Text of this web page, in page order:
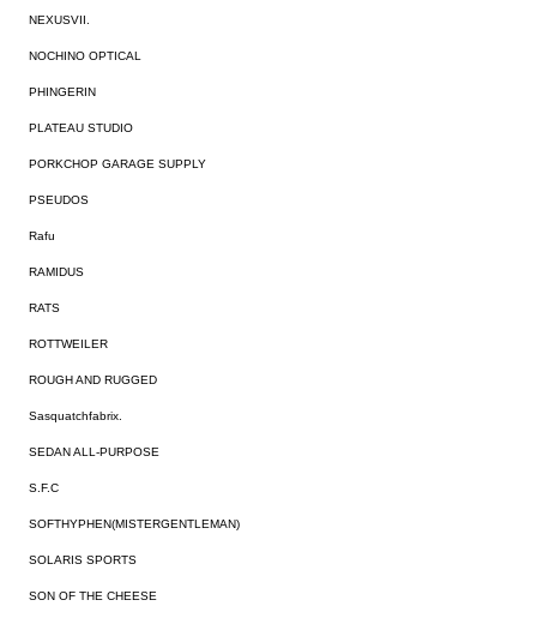
NEXUSVII.
NOCHINO OPTICAL
PHINGERIN
PLATEAU STUDIO
PORKCHOP GARAGE SUPPLY
PSEUDOS
Rafu
RAMIDUS
RATS
ROTTWEILER
ROUGH AND RUGGED
Sasquatchfabrix.
SEDAN ALL-PURPOSE
S.F.C
SOFTHYPHEN(MISTERGENTLEMAN)
SOLARIS SPORTS
SON OF THE CHEESE